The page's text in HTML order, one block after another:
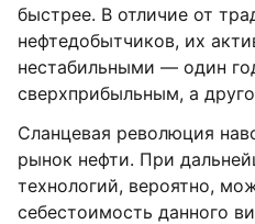
быстрее. В отличие от
нефтедобытчиков, их
нестабильными — один
сверхприбыльным, а
Сланцевая революция
рынок нефти. При
технологий, вероятно,
себестоимость данного